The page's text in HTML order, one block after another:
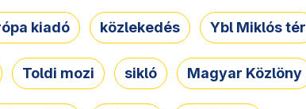
kiadó közlekedés Ybl Miklós tér
Toldi mozi sikló Magyar Közlöny